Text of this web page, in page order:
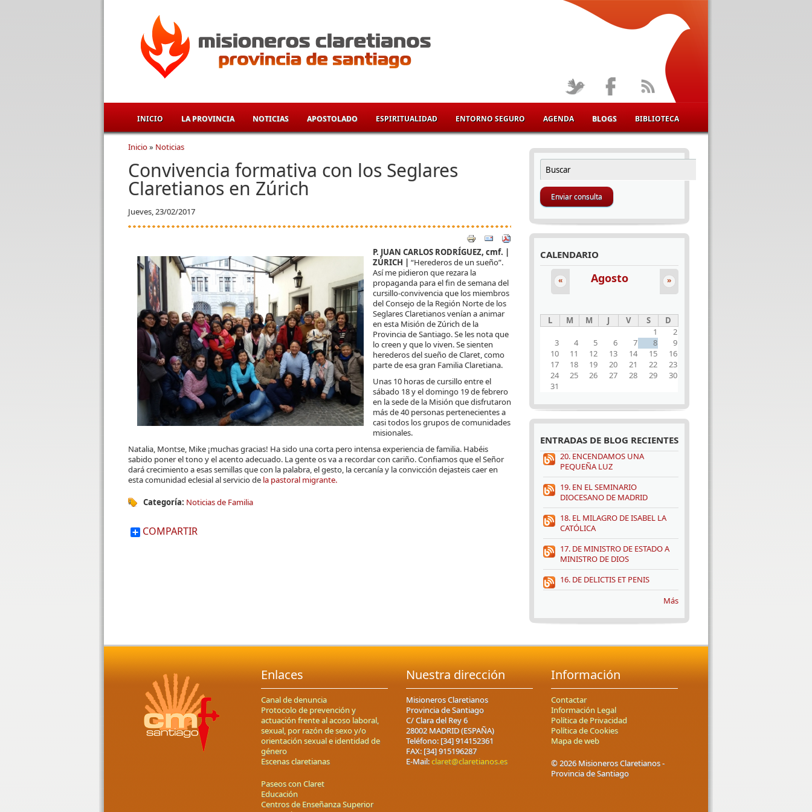
INICIO LA PROVINCIA NOTICIAS APOSTOLADO ESPIRITUALIDAD ENTORNO SEGURO AGENDA BLOGS BIBLIOTECA
Se encuentra usted aquí
Inicio» Noticias
Convivencia formativa con los Seglares
Claretianos en Zúrich
Jueves, 23/02/2017
P. JUAN CARLOS RODRÍGUEZ, cmf. |
ZÚRICH | “Herederos de un sueño”.
Así me pidieron que rezara la
propaganda para el fin de semana del
cursillo-convivencia que los miembros
del Consejo de la Región Norte de los
Seglares Claretianos venían a animar
en esta Misión de Zúrich de la
Provincia de Santiago. Se les nota que
lo creen y que lo viven. Se sienten
herederos del sueño de Claret, como
parte de esa gran Familia Claretiana.
Unas 10 horas de cursillo entre el
sábado 18 y el domingo 19 de febrero
en la sede de la Misión que disfrutaron
más de 40 personas pertenecientes a
casi todos los grupos de comunidades
misionales.
Natalia, Montse, Mike ¡muchas gracias! Ha sido una corta pero intensa experiencia de familia. Habéis
sabido poner el tono y el acento adecuado. La gente os va a recordar con cariño. Confiamos que el Señor
dará crecimiento a esas semillas que con la palabra, el gesto, la cercanía y la convicción dejasteis caer en
esta comunidad eclesial al servicio de la pastoral migrante.
Categoría: Noticias de Familia
COMPARTIR
FORMULARIO DE BÚSQUEDA
Buscar
CALENDARIO
Agosto
« »
L M M J V S
D
1
2
3
4 5 6 7 8
9
10
11 12 13 14 15
16
17
18 19 20 21 22
23
24
25 26 27 28 29
30
31
ENTRADAS DE BLOG RECIENTES
20. ENCENDAMOS UNA
PEQUEÑA LUZ
19. EN EL SEMINARIO
DIOCESANO DE MADRID
18. EL MILAGRO DE ISABEL LA
CATÓLICA
17. DE MINISTRO DE ESTADO A
MINISTRO DE DIOS
16. DE DELICTIS ET PENIS
Más
Enlaces
Canal de denuncia
Protocolo de prevención y
actuación frente al acoso laboral,
sexual, por razón de sexo y/o
orientación sexual e identidad de
género
Escenas claretianas
Paseos con Claret
Educación
Centros de Enseñanza Superior
Nuestra dirección
Misioneros Claretianos
Provincia de Santiago
C/ Clara del Rey 6
28002 MADRID (ESPAÑA)
Teléfono: [34] 914152361
FAX: [34] 915196287
E-Mail:claret@claretianos.es
Información
Contactar
Información Legal
Política de Privacidad
Política de Cookies
Mapa de web
© 2026 Misioneros Claretianos -
Provincia de Santiago